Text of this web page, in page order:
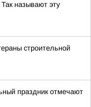
называют эту
строительной
праздник отмечают